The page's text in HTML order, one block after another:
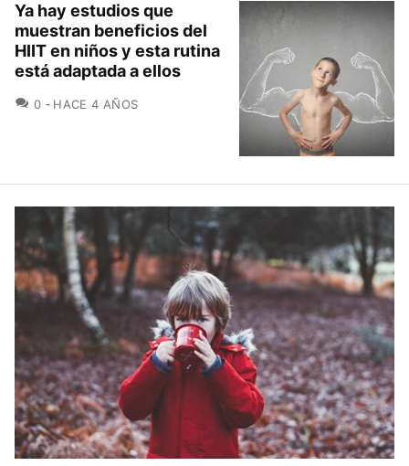
Ya hay estudios que
muestran beneficios del
HIIT en niños y esta rutina
está adaptada a ellos
0 COMENTARIOS
HACE 4 AÑOS